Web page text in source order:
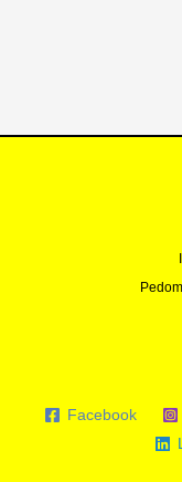
Facebook